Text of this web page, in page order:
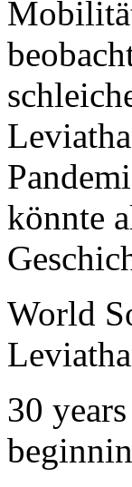
könnte
World
30